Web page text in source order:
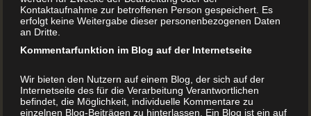
Kontaktaufnahme zur betroffenen Person gespeichert. Es
erfolgt keine Weitergabe dieser personenbezogenen Daten
an Dritte.
Kommentarfunktion im Blog auf der Internetseite
Wir bieten den Nutzern auf einem Blog, der sich auf der
Internetseite des für die Verarbeitung Verantwortlichen
befindet, die Möglichkeit, individuelle Kommentare zu
einzelnen Blog-Beiträgen zu hinterlassen. Ein Blog ist ein auf